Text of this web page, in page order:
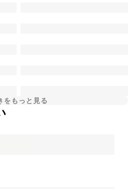
をもっと見る